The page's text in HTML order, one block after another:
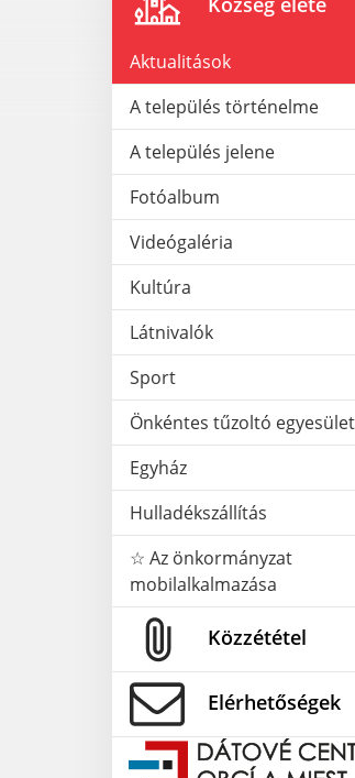
Aktualitások
A település történelme
A település jelene
Fotóalbum
Videógaléria
Kultúra
Látnivalók
Sport
Önkéntes tűzoltó egyesület
Egyház
Hulladékszállítás
☆ Az önkormányzat
mobilalkalmazása
Közzététel
Elérhetőségek